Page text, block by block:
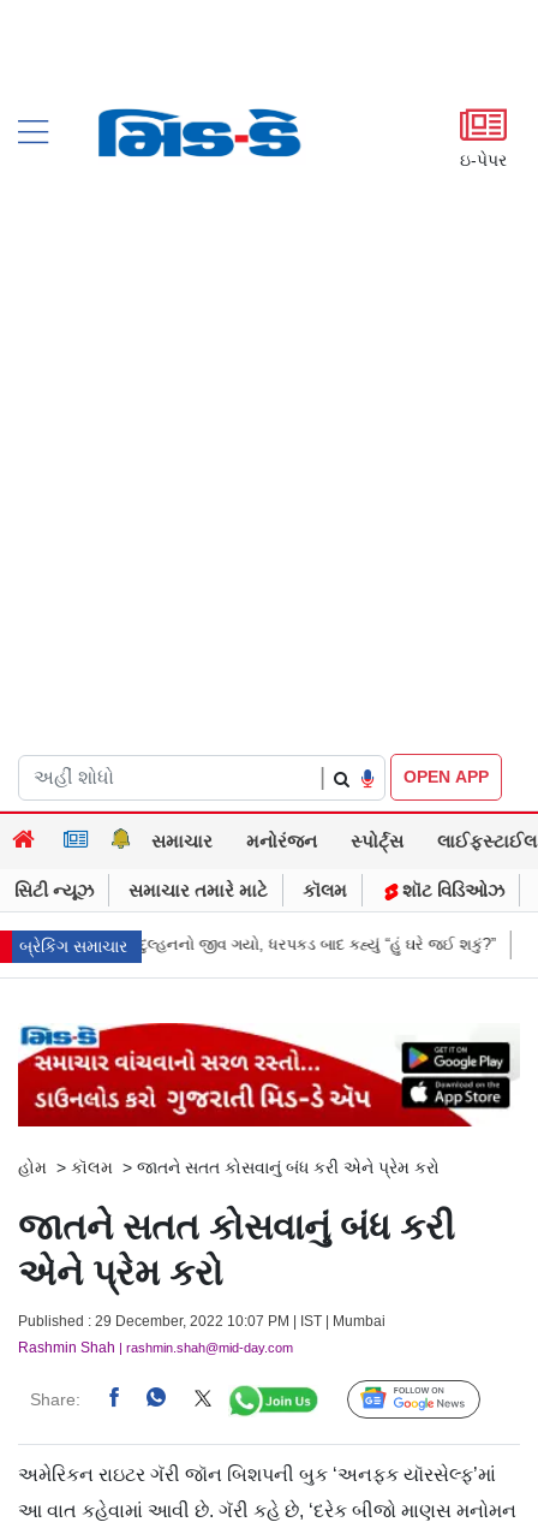
ઇ-પેપર
OPEN APP
સમાચાર મનોરંજન સ્પોર્ટ્સ લાઈફસ્ટાઈલ
સિટી ન્યૂઝ સમાચાર તમારે માટે કૉલમ શૉટ વિડિઓઝ
બ્રેકિંગ સમાચાર
બાદ કહ્યું “હું ઘરે જઈ શકું?” ‘હું બાબા બાગેશ્વર નથી...’: IIT દિલ્હીમાં
હોમ > કૉલમ > જાતને સતત કોસવાનું બંધ કરી એને પ્રેમ કરો
જાતને સતત કોસવાનું બંધ કરી
એને પ્રેમ કરો
Published : 29 December, 2022 10:07 PM | IST | Mumbai
Rashmin Shah | rashmin.shah@mid-day.com
Share: Follow Us
અમેરિકન રાઇટર ગૅરી જૉન બિશપની બુક ‘અનફક યૉરસેલ્ફ’માં
આ વાત કહેવામાં આવી છે. ગૅરી કહે છે, ‘દરેક બીજો માણસ મનોમન